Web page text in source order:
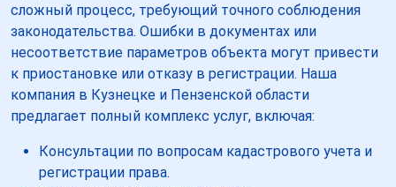
сложный процесс, требующий точного соблюдения
законодательства. Ошибки в документах или
несоответствие параметров объекта могут привести
к приостановке или отказу в регистрации. Наша
компания в Кузнецке и Пензенской области
предлагает полный комплекс услуг, включая:
Консультации по вопросам кадастрового учета и
регистрации права.